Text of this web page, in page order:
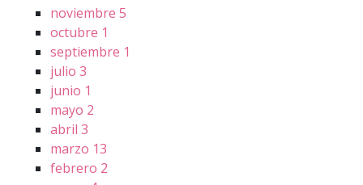
noviembre 5
octubre 1
septiembre 1
julio 3
junio 1
mayo 2
abril 3
marzo 13
febrero 2